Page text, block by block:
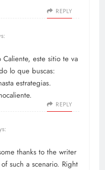
REPLY
Caliente, este sitio te va
lo que buscas:
estrategias.
.
REPLY
thanks to the writer
such a scenario. Right